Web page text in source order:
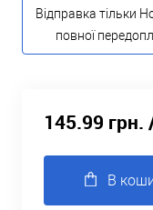
Відправка тільки
повної
145.99 грн.
В